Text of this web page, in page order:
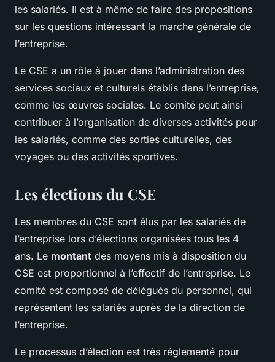
les salariés. Il est à même de faire des propositions
sur les questions intéressant la marche générale de
l’entreprise.
Le CSE a un rôle à jouer dans l’administration des
services sociaux et culturels établis dans l’entreprise,
comme les œuvres sociales. Le comité peut ainsi
contribuer à l’organisation de diverses activités pour
les salariés, comme des sorties culturelles, des
voyages ou des activités sportives.
Les élections du CSE
Les membres du CSE sont élus par les salariés de
l’entreprise lors d’élections organisées tous les 4
ans. Le montant des moyens mis à disposition du
CSE est proportionnel à l’effectif de l’entreprise. Le
comité est composé de délégués du personnel, qui
représentent les salariés auprès de la direction de
l’entreprise.
Le processus d’élection est très réglementé pour